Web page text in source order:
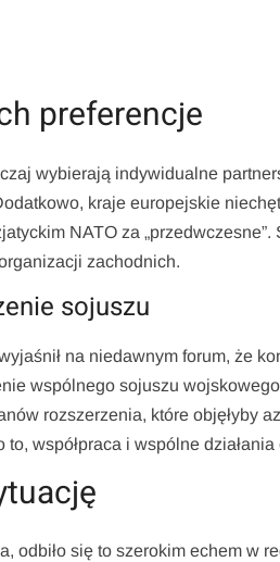
preferencje
wybierają indywidualne
kraje europejskie
NATO za
zachodnich.
sojuszu
na niedawnym forum, że
wspólnego sojuszu
rozszerzenia, które objęłyby
współpraca i wspólne
odbiło się to szerokim echem w